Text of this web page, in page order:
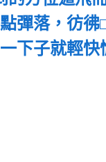
彈落，彷
下子就輕